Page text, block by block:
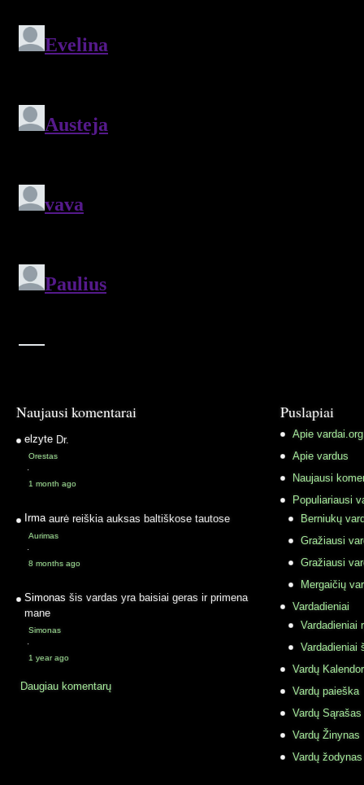
Naujausi komentarai
elzyte Dr.
Orestas
·
1 month ago
Irma aurė reiškia auksas baltiškose tautose
Aurimas
·
8 months ago
Simonas šis vardas yra baisiai geras ir primena
mane
Simonas
·
1 year ago
Daugiau komentarų
Puslapiai
Apie vardai.org
Apie vardus
Naujausi
Populiariausi
Berniukų
Gražiausi
Gražiausi
Mergaičių
Vardadieniai
Vardadieniai
Vardadieniai
Vardų
Vardų paieška
Vardų Sąrašas
Vardų Žinynas
Vardų